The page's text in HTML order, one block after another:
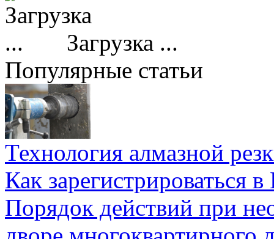
Загрузка ...
Популярные статьи
Технология алмазной
Как зарегистрироваться
Порядок действий при